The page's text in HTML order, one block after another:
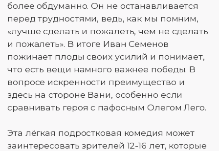
более обдуманно. Он не останавливается
перед трудностями, ведь, как мы помним,
«лучше сделать и пожалеть, чем не сделать
и пожалеть». В итоге Иван Семенов
пожинает плоды своих усилий и понимает,
что есть вещи намного важнее победы. В
вопросе искренности преимущество и
здесь на стороне Вани, особенно если
сравнивать героя с пафосным Олегом Лего.
Эта лёгкая подростковая комедия может
заинтересовать зрителей 12-16 лет, которые